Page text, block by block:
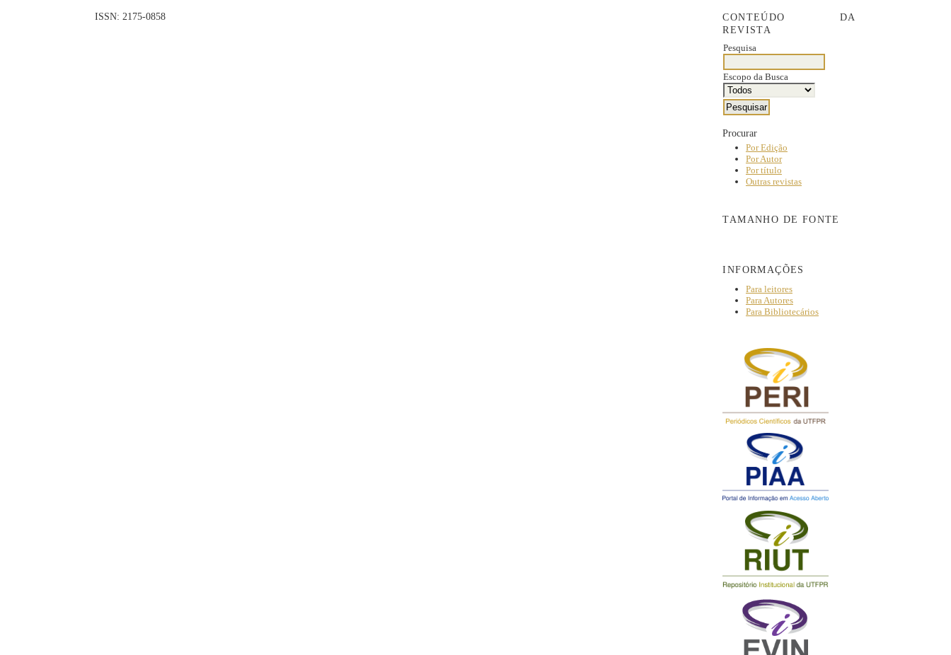
CONTEÚDO DA
REVISTA
Pesquisa
Escopo da Busca
Procurar
Por Edição
Por Autor
Por título
Outras revistas
TAMANHO DE FONTE
INFORMAÇÕES
Para leitores
Para Autores
Para Bibliotecários
ISSN: 2175-0858